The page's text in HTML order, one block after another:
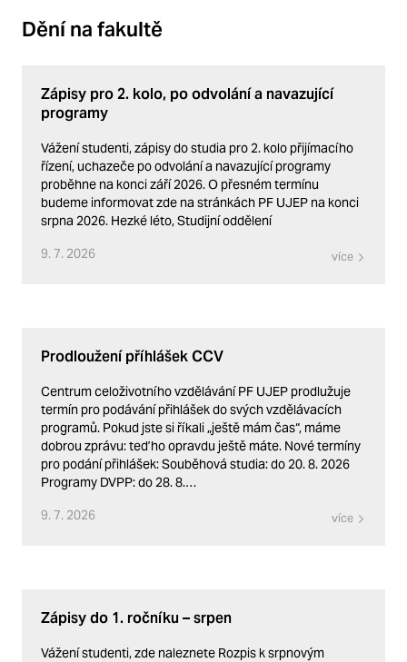
Dění na fakultě
Zápisy pro 2. kolo, po odvolání a navazující
programy
Vážení studenti, zápisy do studia pro 2. kolo přijímacího
řízení, uchazeče po odvolání a navazující programy
proběhne na konci září 2026. O přesném termínu
budeme informovat zde na stránkách PF UJEP na konci
srpna 2026. Hezké léto, Studijní oddělení
9. 7. 2026 více
Prodloužení příhlášek CCV
Centrum celoživotního vzdělávání PF UJEP prodlužuje
termín pro podávání přihlášek do svých vzdělávacích
programů. Pokud jste si říkali „ještě mám čas“, máme
dobrou zprávu: teď ho opravdu ještě máte. Nové termíny
pro podání přihlášek: Souběhová studia: do 20. 8. 2026
Programy DVPP: do 28. 8.…
9. 7. 2026 více
Zápisy do 1. ročníku – srpen
Vážení studenti, zde naleznete Rozpis k srpnovým